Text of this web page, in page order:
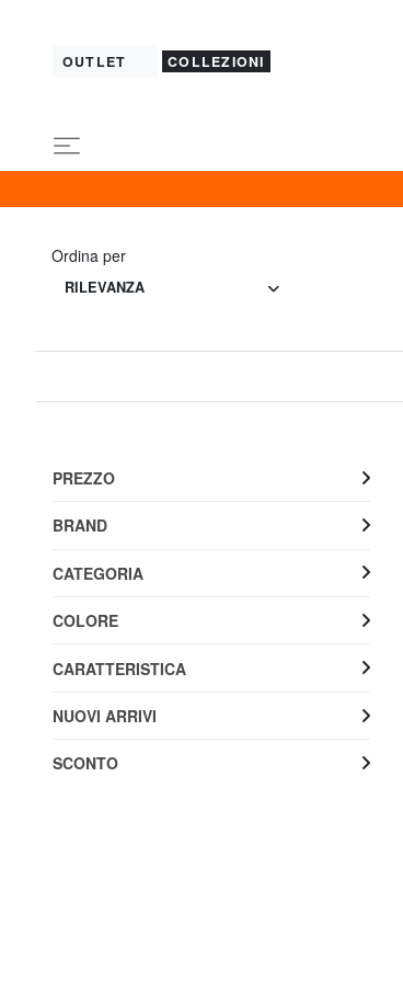
OUTLET COLLEZIONI
Ordina per
RILEVANZA
PREZZO
BRAND
CATEGORIA
COLORE
CARATTERISTICA
NUOVI ARRIVI
SCONTO